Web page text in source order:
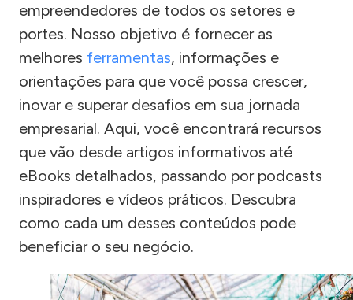
empreendedores de todos os setores e
portes. Nosso objetivo é fornecer as
melhores ferramentas, informações e
orientações para que você possa crescer,
inovar e superar desafios em sua jornada
empresarial. Aqui, você encontrará recursos
que vão desde artigos informativos até
eBooks detalhados, passando por podcasts
inspiradores e vídeos práticos. Descubra
como cada um desses conteúdos pode
beneficiar o seu negócio.